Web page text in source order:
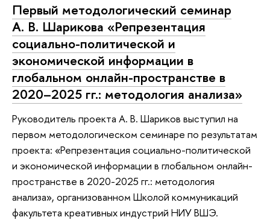
Первый методологический семинар
А. В. Шарикова «Репрезентация
социально-политической и
экономической информации в
глобальном онлайн-пространстве в
2020–2025 гг.: методология анализа»
Руководитель проекта А. В. Шариков выступил на
первом методологическом семинаре по результатам
проекта: «Репрезентация социально-политической
и экономической информации в глобальном онлайн-
пространстве в 2020-2025 гг.: методология
анализа», организованном Школой коммуникаций
факультета креативных индустрий НИУ ВШЭ.